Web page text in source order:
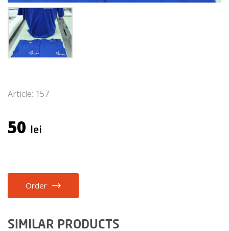
Article: 157
50 lei
Order
SIMILAR PRODUCTS